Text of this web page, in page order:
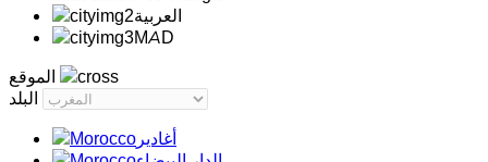
‏العربية‏
MAD
أغادير